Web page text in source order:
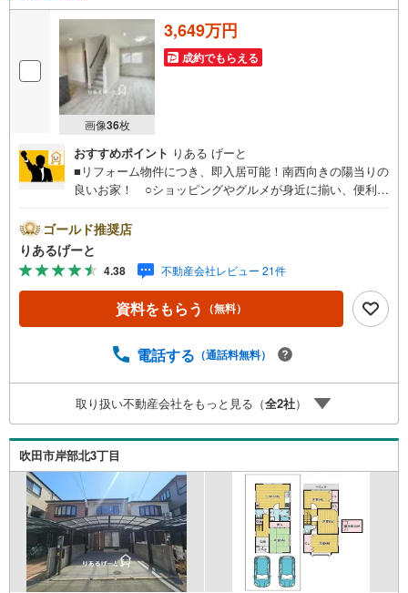
画像36枚
3,649万円
成約でもらえる
おすすめポイント りある げーと
■リフォーム物件につき、即入居可能！南西向きの陽当りの
良いお家！ ○ショッピングやグルメが身近に揃い、便利
国」駅まで徒歩17分！利便性が良い立地■物件検討中のお
客さま！ちょっと見学してみたいだけなどでも内覧可能で
す！売主さまの都合等で見学ができない場合がございま
す。お気軽に「りあるげーと」までお問合わせ下さい！■
「りあるげーと」が選ばれるポイント！■年中休まず営業
中！いつでも対応致します！・営業時間:9:00～21:00上記
可能です！■各種相談、承ります！■【無料送迎】「小さな
取りづらい」などご相談ください！営業スタッフがご自宅
に伺って送迎致します！【リフォーム相談】資格を持った
専門スタッフがお悩みに合わせてお話をうかがい、お客さ
まにぴったりの提案を行います！■その他:物件相談、住宅
ローン相談、ご質問、気になること、何でもお気軽にご相
談ください！
ゴールド推奨店
りあるげーと
4.38 不動産会社レビュー 21件
資料をもらう （無料）
電話する （通話料無料）
取り扱い不動産会社をもっと見る（全2社）
吹田市岸部北3丁目